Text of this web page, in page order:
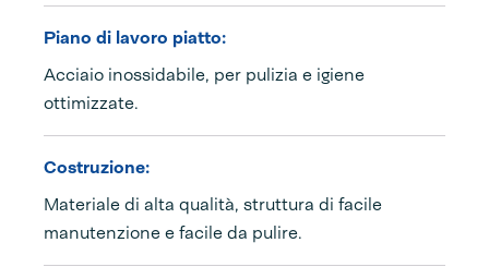
Piano di lavoro piatto:
Acciaio inossidabile, per pulizia e igiene
ottimizzate.
Costruzione:
Materiale di alta qualità, struttura di facile
manutenzione e facile da pulire.